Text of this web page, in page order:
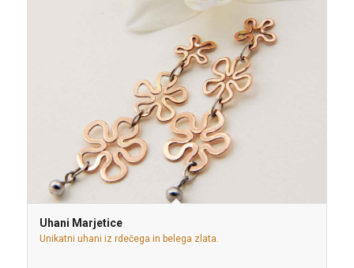
Uhani Marjetice
Unikatni uhani iz rdečega in belega zlata.